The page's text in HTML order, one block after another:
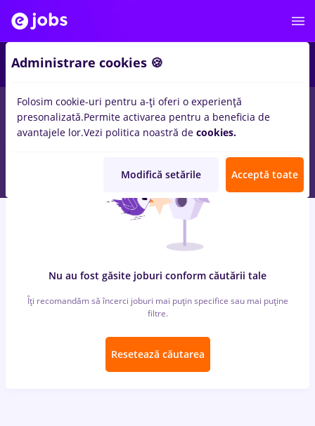
locuri de muncabucatar sef, Full timeinTimisoara
Transport / Distributie, Medicina / Sanatate
Nu au fost găsite joburi conform căutării tale
Îți recomandăm să încerci joburi mai puțin specifice sau mai puține
filtre.
Resetează căutarea
Administrare cookies 🍪
Folosim cookie-uri pentru a-ți oferi o experiență
presonalizată.Permite activarea pentru a beneficia de
avantajele lor.Vezi politica noastră de cookies.
Modifică setările Acceptă toate